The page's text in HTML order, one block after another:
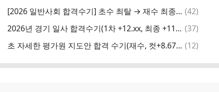
[2026 일반사회 합격수기] 초수 최탈 → 재수 최종합격/ 1차(90점대)/컷플 +10이상 댓
(42)
2026년 경기 일사 합격수기(1차 +12.xx, 최종 +11.xx) 댓
(37)
초 자세한 평가원 지도안 합격 수기(재수, 컷+8.67, 실연 -0.5) 댓
(12)